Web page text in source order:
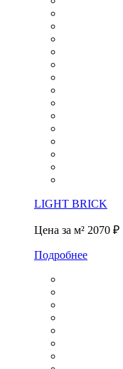
LIGHT BRICK
Цена за м² 2070 ₽
Подробнее